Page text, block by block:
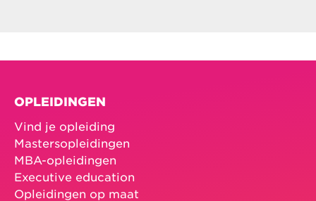
OPLEIDINGEN
Vind je opleiding
Mastersopleidingen
MBA-opleidingen
Executive education
Opleidingen op maat